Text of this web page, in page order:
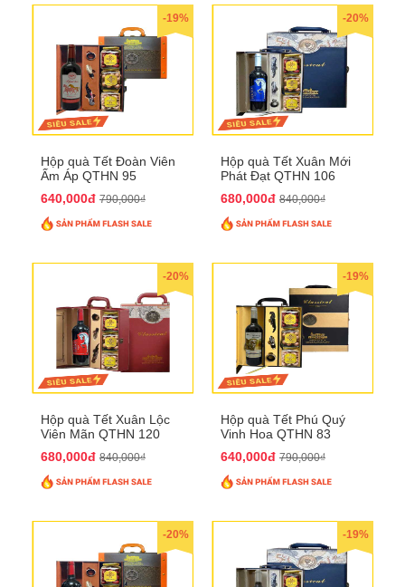
-19%
Hộp quà Tết Đoàn Viên
Ấm Áp QTHN 95
640,000đ 790,000₫
-20%
Hộp quà Tết Xuân Mới
Phát Đạt QTHN 106
680,000đ 840,000₫
-20%
Hộp quà Tết Xuân Lộc
Viên Mãn QTHN 120
680,000đ 840,000₫
-19%
Hộp quà Tết Phú Quý
Vinh Hoa QTHN 83
640,000đ 790,000₫
-20% -19%